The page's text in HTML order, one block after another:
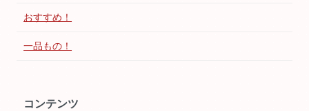
おすすめ！
一品もの！
コンテンツ